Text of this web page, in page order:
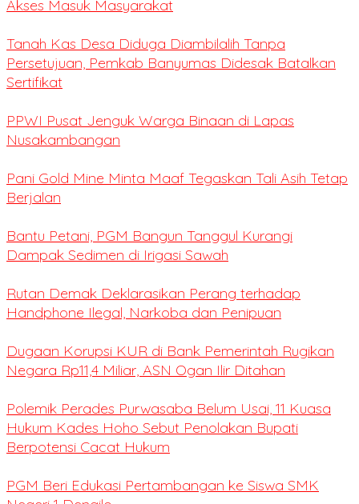
Akses Masuk Masyarakat
Tanah Kas Desa Diduga Diambilalih Tanpa
Persetujuan, Pemkab Banyumas Didesak Batalkan
Sertifikat
PPWI Pusat Jenguk Warga Binaan di Lapas
Nusakambangan
Pani Gold Mine Minta Maaf Tegaskan Tali Asih Tetap
Berjalan
Bantu Petani, PGM Bangun Tanggul Kurangi
Dampak Sedimen di Irigasi Sawah
Rutan Demak Deklarasikan Perang terhadap
Handphone Ilegal, Narkoba dan Penipuan
Dugaan Korupsi KUR di Bank Pemerintah Rugikan
Negara Rp11,4 Miliar, ASN Ogan Ilir Ditahan
Polemik Perades Purwasaba Belum Usai, 11 Kuasa
Hukum Kades Hoho Sebut Penolakan Bupati
Berpotensi Cacat Hukum
PGM Beri Edukasi Pertambangan ke Siswa SMK